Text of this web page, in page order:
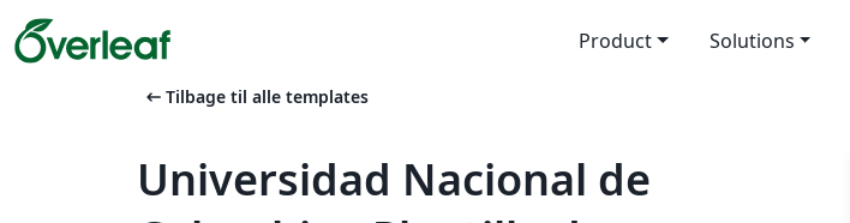
Product Solutions
arrow_left_alt Tilbage til alle templates
Universidad Nacional de